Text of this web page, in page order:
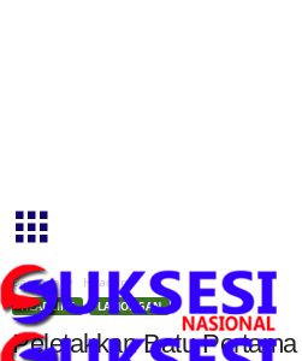
Beranda Headline
HEADLINE LAMONGAN
Peletakkan Batu